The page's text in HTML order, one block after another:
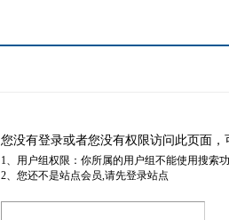
您没有登录或者您没有权限访问此页面
1、用户组权限：你所属的用户组不能使用搜索
2、您还不是站点会员,请先登录站点